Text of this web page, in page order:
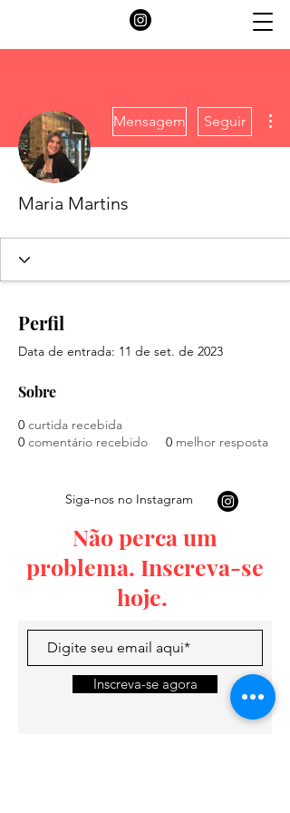
Mensagem Seguir
Maria Martins
Perfil
Data de entrada: 11 de set. de 2023
Sobre
0 curtida recebida
0 comentário recebido 0 melhor resposta
Siga-nos no Instagram
Não perca um
problema. Inscreva-se
hoje.
Inscreva-se agora